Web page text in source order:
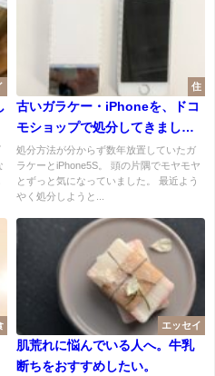
住
古いガラケー・iPhoneを、ドコ
モショップで処分してきまし
た。
処分方法が分からず数年放置していたガ
ラケーとiPhone5S。 頭の片隅でモヤモヤ
とずっと気になっていました。 最近よう
やく処分しようと...
エッセイ
肌荒れに悩んでいる人へ。牛乳
断ちをおすすめしたい。